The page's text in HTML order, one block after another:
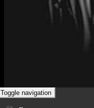
Toggle navigation